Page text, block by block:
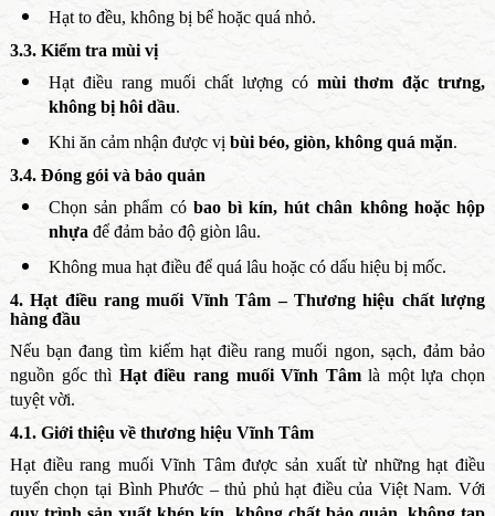
Hạt to đều, không bị bể hoặc quá nhỏ.
3.3. Kiểm tra mùi vị
Hạt điều rang muối chất lượng có mùi thơm đặc trưng,
không bị hôi dầu.
Khi ăn cảm nhận được vị bùi béo, giòn, không quá mặn.
3.4. Đóng gói và bảo quản
Chọn sản phẩm có bao bì kín, hút chân không hoặc hộp
nhựa để đảm bảo độ giòn lâu.
Không mua hạt điều để quá lâu hoặc có dấu hiệu bị mốc.
4. Hạt điều rang muối Vĩnh Tâm – Thương hiệu chất lượng
hàng đầu
Nếu bạn đang tìm kiếm hạt điều rang muối ngon, sạch, đảm bảo
nguồn gốc thì Hạt điều rang muối Vĩnh Tâmlà một lựa chọn
tuyệt vời.
4.1. Giới thiệu về thương hiệu Vĩnh Tâm
Hạt điều rang muối Vĩnh Tâm được sản xuất từ những hạt điều
tuyển chọn tại Bình Phước – thủ phủ hạt điều của Việt Nam. Với